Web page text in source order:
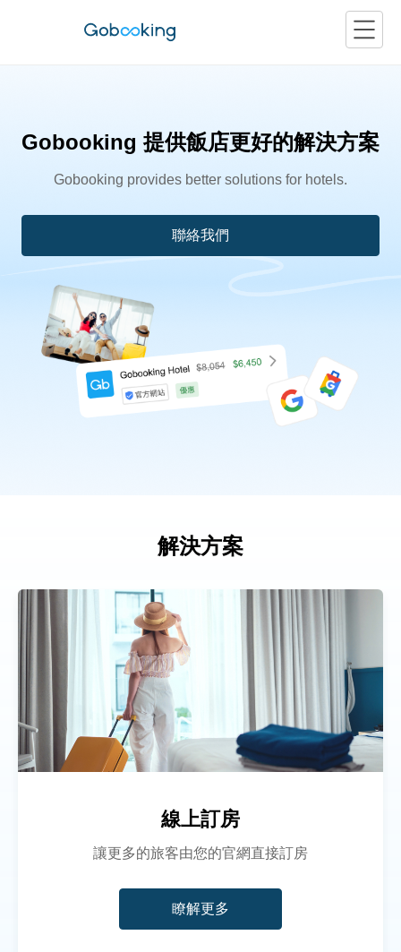
關於 Gobooking
解決方案
聯絡我們
Gobooking 提供飯店更好的解決方案
Gobooking provides better solutions for hotels.
聯絡我們
解決方案
線上訂房
讓更多的旅客由您的官網直接訂房
瞭解更多